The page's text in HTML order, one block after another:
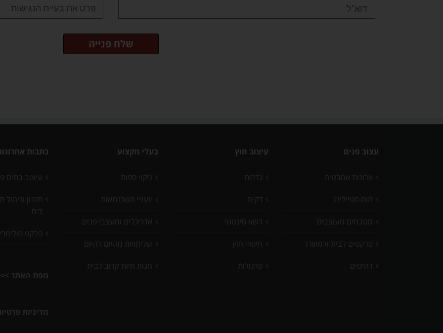
שלח פנייה
עצוב פנים
ארונות אמבטיה
הום סטיילינג
מטבחים מעוצבים
פרקטים לבית ולמשרד
רהיטים
עיצוב חוץ
גדרות
דקים
דשא סינטטי
חיפויי חוץ
פרגולות
בעלי מקצוע
ניקוי ספות
יועצי משכנתאות
אדריכלים ומעצבי פנים
שליחויות מהיום להיום
חנות חיות קרוב לבית
כתבות
עיצוב בתים
תכנון
בית
פרקט
מפת האתר >>
מדיניות